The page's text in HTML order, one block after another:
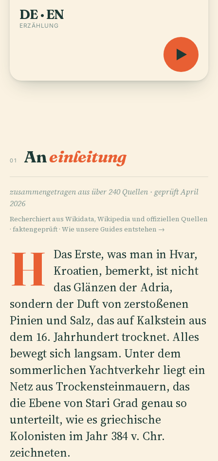
DE · EN
ERZÄHLUNG
01 Aneinleitung
zusammengetragen aus über 240 Quellen · geprüft April
2026
Recherchiert aus Wikidata, Wikipedia und offiziellen Quellen
· faktengeprüft · Wie unsere Guides entstehen →
H Das Erste, was man in Hvar,
Kroatien, bemerkt, ist nicht
das Glänzen der Adria,
sondern der Duft von zerstoßenen
Pinien und Salz, das auf Kalkstein aus
dem 16. Jahrhundert trocknet. Alles
bewegt sich langsam. Unter dem
sommerlichen Yachtverkehr liegt ein
Netz aus Trockensteinmauern, das
die Ebene von Stari Grad genau so
unterteilt, wie es griechische
Kolonisten im Jahr 384 v. Chr.
zeichneten.